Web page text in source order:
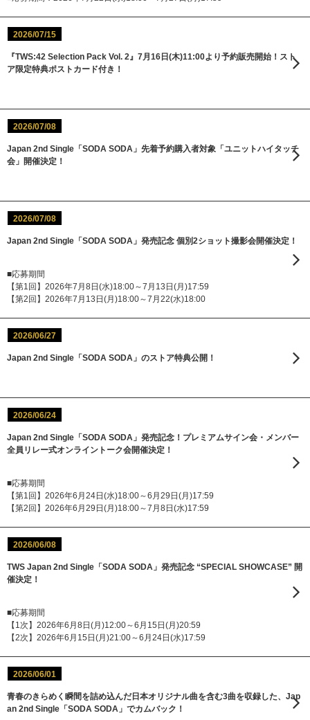
2026/07/15
『TWS:42 Selection Pack Vol. 2』7月16日(木)11:00より予約販売開始！スト
ア限定特典ポストカード付き！
2026/07/08
Japan 2nd Single「SODA SODA」先着予約購入者対象「ユニットハイタッチ
会」開催決定！
2026/07/08
Japan 2nd Single「SODA SODA」発売記念 個別2ショット撮影会開催決定！
■応募期間
【第1回】2026年7月8日(水)18:00～7月13日(月)17:59
【第2回】2026年7月13日(月)18:00～7月22(水)18:00
2026/06/27
Japan 2nd Single「SODA SODA」のストア特典公開！
2026/06/24
Japan 2nd Single「SODA SODA」発売記念！プレミアムサイン会・メンバー
全員リレー式オンライントーク会開催決定！
■応募期間
【第1回】2026年6月24日(水)18:00～6月29日(月)17:59
【第2回】2026年6月29日(月)18:00～7月8日(水)17:59
2026/06/08
TWS Japan 2nd Single「SODA SODA」発売記念 “SPECIAL SHOWCASE” 開
催決定！
■応募期間
【1次】2026年6月8日(月)12:00～6月15日(月)20:59
【2次】2026年6月15日(月)21:00～6月24日(水)17:59
2026/06/01
青春のきらめく瞬間を詰め込んだ日本オリジナル曲を含む3曲を収録した、Jap
an 2nd Single「SODA SODA」でカムバック！